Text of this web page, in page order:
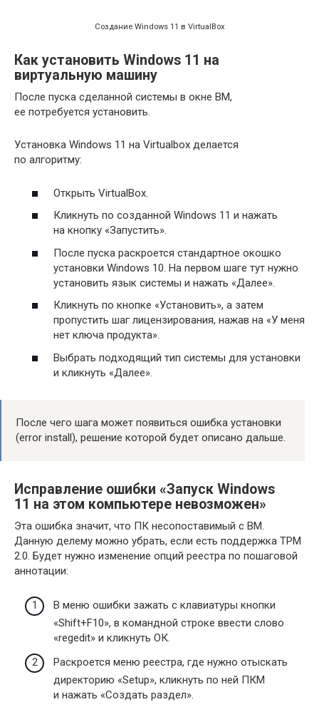
Создание Windows 11 в VirtualBox
Как установить Windows 11 на
виртуальную машину
После пуска сделанной системы в окне ВМ,
ее потребуется установить.
Установка Windows 11 на Virtualbox делается
по алгоритму:
Открыть VirtualBox.
Кликнуть по созданной Windows 11 и нажать
на кнопку «Запустить».
После пуска раскроется стандартное окошко
установки Windows 10. На первом шаге тут нужно
установить язык системы и нажать «Далее».
Кликнуть по кнопке «Установить», а затем
пропустить шаг лицензирования, нажав на «У меня
нет ключа продукта».
Выбрать подходящий тип системы для установки
и кликнуть «Далее».
После чего шага может появиться ошибка установки
(error install), решение которой будет описано дальше.
Исправление ошибки «Запуск Windows
11 на этом компьютере невозможен»
Эта ошибка значит, что ПК несопоставимый с ВМ.
Данную делему можно убрать, если есть поддержка TPM
2.0. Будет нужно изменение опций реестра по пошаговой
аннотации:
В меню ошибки зажать с клавиатуры кнопки
«Shift+F10», в командной строке ввести слово
«regedit» и кликнуть ОК.
Раскроется меню реестра, где нужно отыскать
директорию «Setup», кликнуть по ней ПКМ
и нажать «Создать раздел».